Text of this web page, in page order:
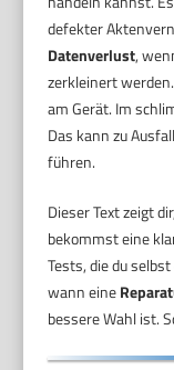
defekter
Datenverlust,
zerkleinert
am Gerät. Im
Das kann zu
führen.
Dieser Text zeigt
bekommst eine
Tests, die du
wann eine
bessere Wahl ist.